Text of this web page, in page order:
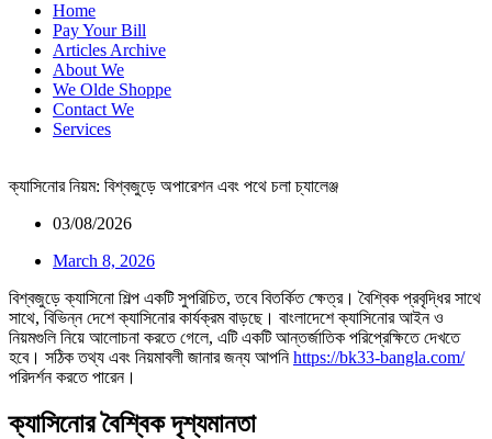
Home
Pay Your Bill
Articles Archive
About We
We Olde Shoppe
Contact We
Services
ক্যাসিনোর নিয়ম: বিশ্বজুড়ে অপারেশন এবং পথে চলা চ্যালেঞ্জ
03/08/2026
March 8, 2026
বিশ্বজুড়ে ক্যাসিনো শিল্প একটি সুপরিচিত, তবে বিতর্কিত ক্ষেত্র। বৈশ্বিক প্রবৃদ্ধির সাথে
সাথে, বিভিন্ন দেশে ক্যাসিনোর কার্যক্রম বাড়ছে। বাংলাদেশে ক্যাসিনোর আইন ও
নিয়মগুলি নিয়ে আলোচনা করতে গেলে, এটি একটি আন্তর্জাতিক পরিপ্রেক্ষিতে দেখতে
হবে। সঠিক তথ্য এবং নিয়মাবলী জানার জন্য আপনিhttps://bk33-bangla.com/
পরিদর্শন করতে পারেন।
ক্যাসিনোর বৈশ্বিক দৃশ্যমানতা